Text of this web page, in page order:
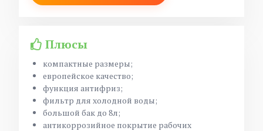
Плюсы
компактные размеры;
европейское качество;
функция антифриз;
фильтр для холодной воды;
большой бак до 8л;
антикоррозийное покрытие рабочих